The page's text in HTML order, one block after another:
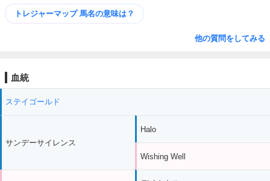
トレジャーマップ 馬名の意味は？
他の質問をしてみる
血統
ステイゴールド
サンデーサイレンス
Halo
Wishing Well